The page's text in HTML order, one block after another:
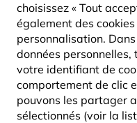
choisissez « Tout
également des
personnalisation.
données personnelles,
votre identifiant de
comportement de clic
pouvons les partager
sélectionnés (voir la
218 Produits